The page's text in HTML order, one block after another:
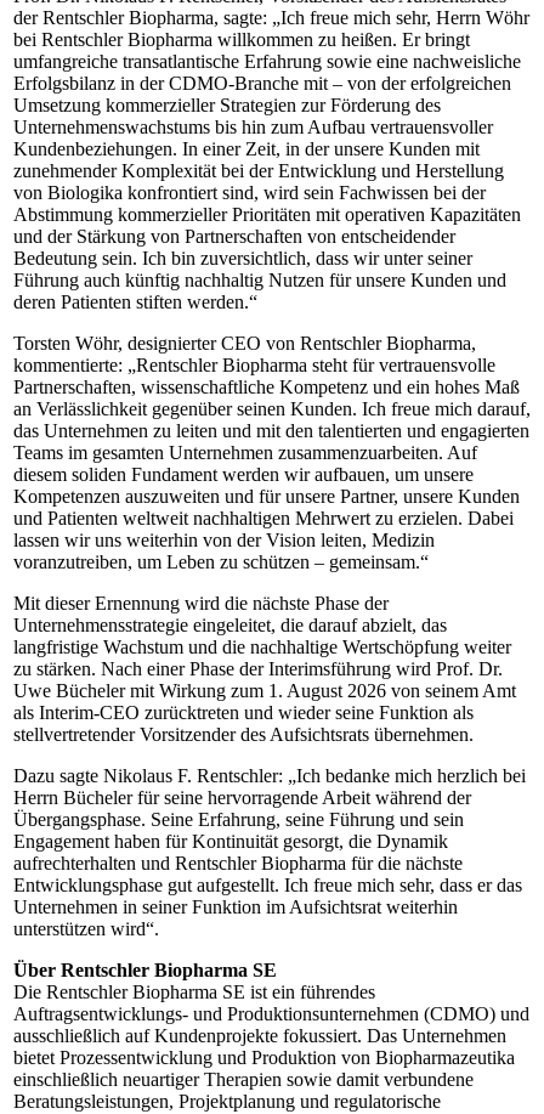
der Rentschler Biopharma, sagte: „Ich freue mich sehr, Herrn Wöhr
bei Rentschler Biopharma willkommen zu heißen. Er bringt
umfangreiche transatlantische Erfahrung sowie eine nachweisliche
Erfolgsbilanz in der CDMO-Branche mit – von der erfolgreichen
Umsetzung kommerzieller Strategien zur Förderung des
Unternehmenswachstums bis hin zum Aufbau vertrauensvoller
Kundenbeziehungen. In einer Zeit, in der unsere Kunden mit
zunehmender Komplexität bei der Entwicklung und Herstellung
von Biologika konfrontiert sind, wird sein Fachwissen bei der
Abstimmung kommerzieller Prioritäten mit operativen Kapazitäten
und der Stärkung von Partnerschaften von entscheidender
Bedeutung sein. Ich bin zuversichtlich, dass wir unter seiner
Führung auch künftig nachhaltig Nutzen für unsere Kunden und
deren Patienten stiften werden.“
Torsten Wöhr, designierter CEO von Rentschler Biopharma,
kommentierte: „Rentschler Biopharma steht für vertrauensvolle
Partnerschaften, wissenschaftliche Kompetenz und ein hohes Maß
an Verlässlichkeit gegenüber seinen Kunden. Ich freue mich darauf,
das Unternehmen zu leiten und mit den talentierten und engagierten
Teams im gesamten Unternehmen zusammenzuarbeiten. Auf
diesem soliden Fundament werden wir aufbauen, um unsere
Kompetenzen auszuweiten und für unsere Partner, unsere Kunden
und Patienten weltweit nachhaltigen Mehrwert zu erzielen. Dabei
lassen wir uns weiterhin von der Vision leiten, Medizin
voranzutreiben, um Leben zu schützen – gemeinsam.“
Mit dieser Ernennung wird die nächste Phase der
Unternehmensstrategie eingeleitet, die darauf abzielt, das
langfristige Wachstum und die nachhaltige Wertschöpfung weiter
zu stärken. Nach einer Phase der Interimsführung wird Prof. Dr.
Uwe Bücheler mit Wirkung zum 1. August 2026 von seinem Amt
als Interim-CEO zurücktreten und wieder seine Funktion als
stellvertretender Vorsitzender des Aufsichtsrats übernehmen.
Dazu sagte Nikolaus F. Rentschler: „Ich bedanke mich herzlich bei
Herrn Bücheler für seine hervorragende Arbeit während der
Übergangsphase. Seine Erfahrung, seine Führung und sein
Engagement haben für Kontinuität gesorgt, die Dynamik
aufrechterhalten und Rentschler Biopharma für die nächste
Entwicklungsphase gut aufgestellt. Ich freue mich sehr, dass er das
Unternehmen in seiner Funktion im Aufsichtsrat weiterhin
unterstützen wird“.
Über Rentschler Biopharma SE
Die Rentschler Biopharma SE ist ein führendes
Auftragsentwicklungs- und Produktionsunternehmen (CDMO) und
ausschließlich auf Kundenprojekte fokussiert. Das Unternehmen
bietet Prozessentwicklung und Produktion von Biopharmazeutika
einschließlich neuartiger Therapien sowie damit verbundene
Beratungsleistungen, Projektplanung und regulatorische